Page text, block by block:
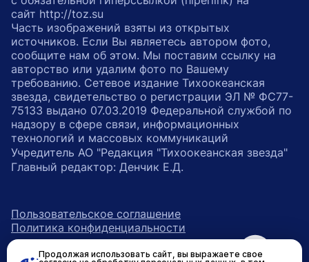
сайт http://toz.su
Часть изображений взяты из открытых
источников. Если Вы являетесь автором фото,
сообщите нам об этом. Мы поставим ссылку на
авторство или удалим фото по Вашему
требованию. Сетевое издание Тихоокеанская
звезда, свидетельство о регистрации ЭЛ № ФС77-
75133 выдано 07.03.2019 Федеральной службой по
надзору в сфере связи, информационных
технологий и массовых коммуникаций
Учредитель АО "Редакция "Тихоокеанская звезда"
Главный редактор: Денчик Е.Д.
Пользовательское соглашение
Политика конфиденциальности
ссылка на главную
возрастное ограничение 16+
Продолжая использовать сайт, вы выражаете свое